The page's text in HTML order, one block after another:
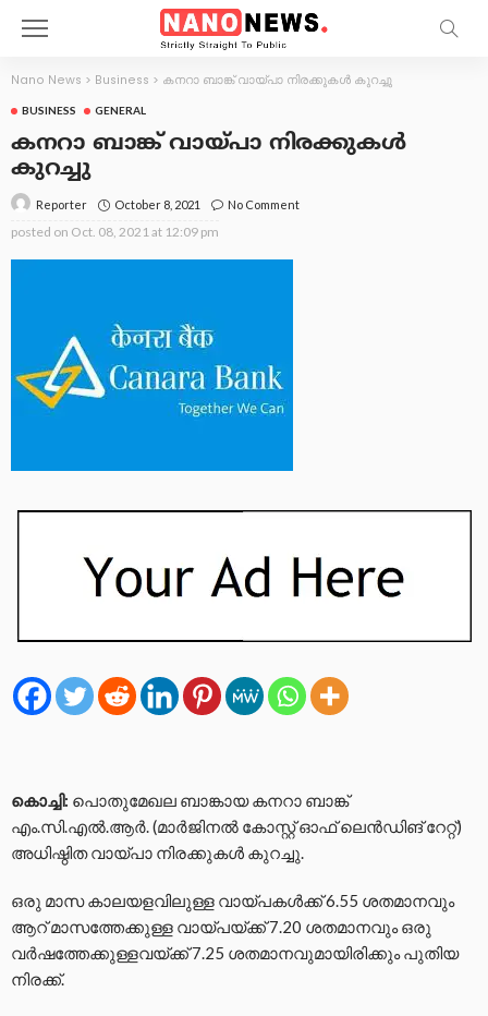
Nano News > Business > കനറാ ബാങ്ക് വായ്പാ നിരക്കുകൾ കുറച്ചു
BUSINESS GENERAL
കനറാ ബാങ്ക് വായ്പാ നിരക്കുകൾ
കുറച്ചു
Reporter October 8, 2021 No Comment
posted on Oct. 08, 2021 at 12:09 pm
കൊച്ചി: പൊതുമേഖല ബാങ്കായ കനറാ ബാങ്ക്
എം.സി.എൽ.ആർ. (മാർജിനൽ കോസ്റ്റ് ഓഫ് ലെൻഡിങ് റേറ്റ്)
അധിഷ്ഠിത വായ്പാ നിരക്കുകൾ കുറച്ചു.
ഒരു മാസ കാലയളവിലുള്ള വായ്പകൾക്ക് 6.55 ശതമാനവും
ആറ് മാസത്തേക്കുള്ള വായ്പയ്ക്ക് 7.20 ശതമാനവും ഒരു
വർഷത്തേക്കുള്ളവയ്ക്ക് 7.25 ശതമാനവുമായിരിക്കും പുതിയ
നിരക്ക്.